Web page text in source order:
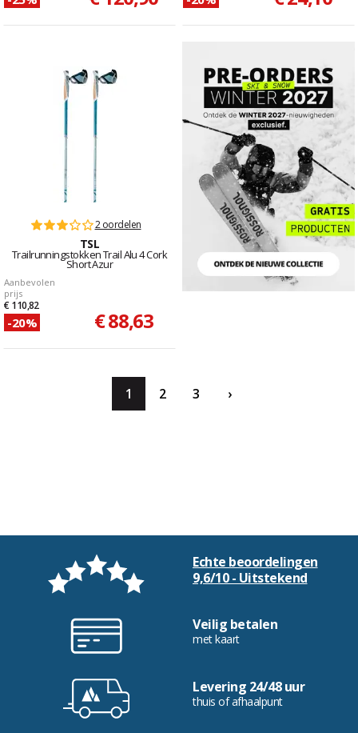
2 oordelen
TSL
Trailrunningstokken Trail Alu 4 Cork
Short Azur
Aanbevolen
prijs
€ 110,82
-20% € 88,63
1 2 3 ›
Echte beoordelingen
9,6/10 - Uitstekend
Veilig betalen
met kaart
Levering 24/48 uur
thuis of afhaalpunt